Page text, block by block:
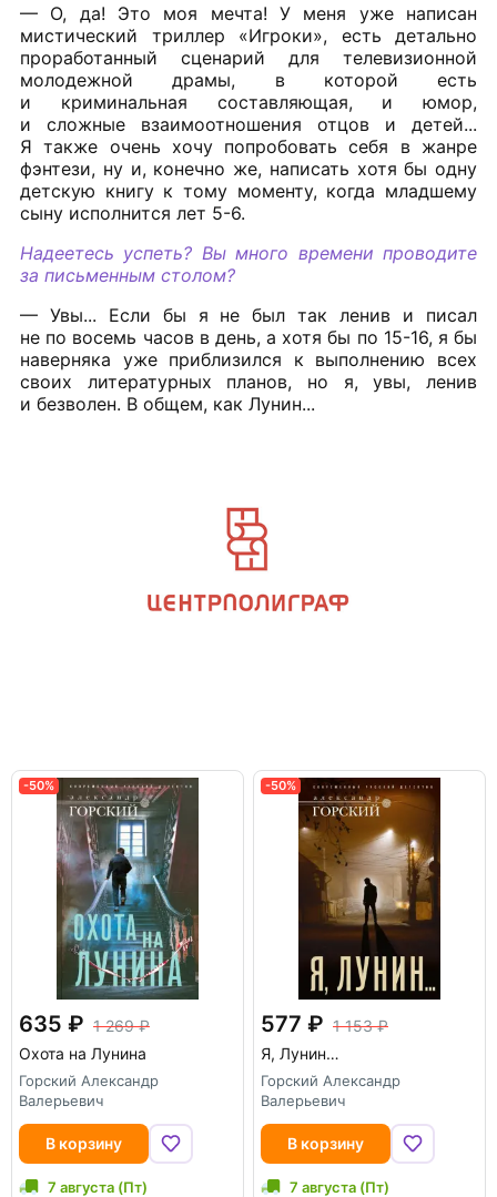
— О, да! Это моя мечта! У меня уже написан
мистический триллер «Игроки», есть детально
проработанный сценарий для телевизионной
молодежной драмы, в которой есть
и криминальная составляющая, и юмор,
и сложные взаимоотношения отцов и детей...
Я также очень хочу попробовать себя в жанре
фэнтези, ну и, конечно же, написать хотя бы одну
детскую книгу к тому моменту, когда младшему
сыну исполнится лет 5-6.
Надеетесь успеть? Вы много времени проводите
за письменным столом?
— Увы... Если бы я не был так ленив и писал
не по восемь часов в день, а хотя бы по 15-16, я бы
наверняка уже приблизился к выполнению всех
своих литературных планов, но я, увы, ленив
и безволен. В общем, как Лунин...
-50%
635
1 269
Охота на Лунина
Горский Александр
Валерьевич
В корзину
7 августа (Пт)
-50%
577
1 153
Я, Лунин…
Горский Александр
Валерьевич
В корзину
7 августа (Пт)